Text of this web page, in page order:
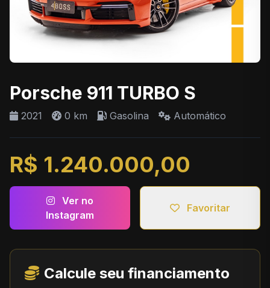
Porsche 911 TURBO S
2021 0 km Gasolina Automático
R$ 1.240.000,00
Ver no
Instagram
Favoritar
Calcule seu financiamento